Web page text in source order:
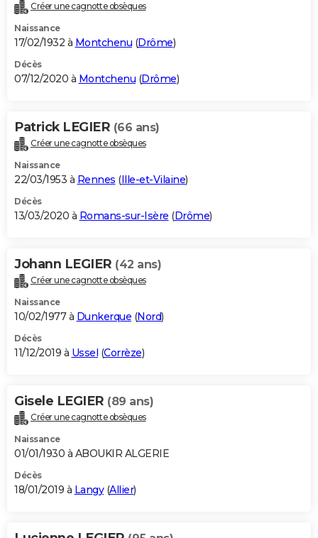
Créer une cagnotte obsèques
Naissance
17/02/1932 à Montchenu (Drôme)
Décès
07/12/2020 à Montchenu (Drôme)
Patrick LEGIER (66 ans)
Créer une cagnotte obsèques
Naissance
22/03/1953 à Rennes (Ille-et-Vilaine)
Décès
13/03/2020 à Romans-sur-Isère (Drôme)
Johann LEGIER (42 ans)
Créer une cagnotte obsèques
Naissance
10/02/1977 à Dunkerque (Nord)
Décès
11/12/2019 à Ussel (Corrèze)
Gisele LEGIER (89 ans)
Créer une cagnotte obsèques
Naissance
01/01/1930 à ABOUKIR ALGERIE
Décès
18/01/2019 à Langy(Allier)